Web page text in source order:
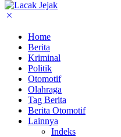
Home
Berita
Kriminal
Politik
Otomotif
Olahraga
Tag Berita
Berita Otomotif
Lainnya
Indeks